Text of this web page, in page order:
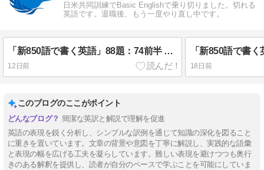
日米共同訓練でBasic Englishで乗り切りました。切れる
英語です。退職後、もう一度やり直し中です。
「新850語で書く英語」88題：74前半 「銀行口座」
12日前 18日前
このブログのここがポイント
簡潔な英訳と解説で理解を促進
英語の表現を鋭く分析し、シンプルな訳例を通じて知識の深化を図ること
に重きを置いています。文章の背景や意図を丁寧に解説し、実践的な語彙
と表現の幅を広げる工夫を凝らしています。難しい表現を避けつつも奥行
きのある解釈を提供し、読者が自分のペースで学ぶことを可能にしていま